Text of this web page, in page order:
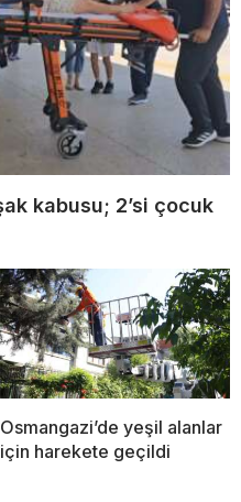
kabusu; 2’si çocuk
Osmangazi’de yeşil alanlar
için harekete geçildi